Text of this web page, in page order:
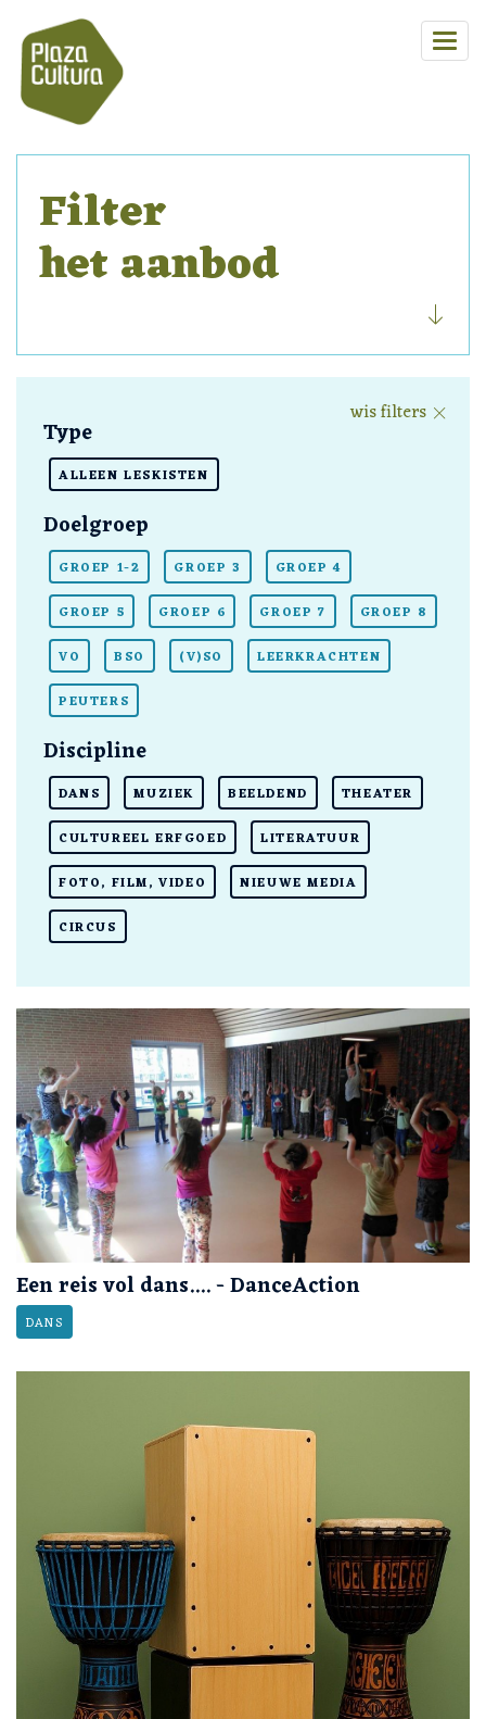
Filter
het aanbod
wis filters
Type
ALLEEN LESKISTEN
Doelgroep
GROEP 1-2 GROEP 3 GROEP 4
GROEP 5 GROEP 6 GROEP 7 GROEP 8
VO BSO (V)SO LEERKRACHTEN
PEUTERS
Discipline
DANS MUZIEK BEELDEND THEATER
CULTUREEL ERFGOED LITERATUUR
FOTO, FILM, VIDEO NIEUWE MEDIA
CIRCUS
Een reis vol dans.... - DanceAction
DANS